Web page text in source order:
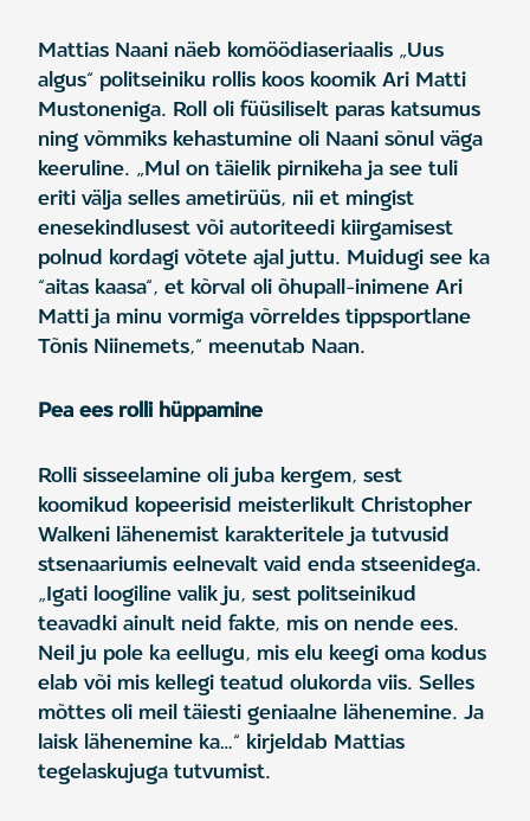
Mattias Naani näeb komöödiaseriaalis „Uus
algus“ politseiniku rollis koos koomik Ari Matti
Mustoneniga. Roll oli füüsiliselt paras katsumus
ning võmmiks kehastumine oli Naani sõnul väga
keeruline. „Mul on täielik pirnikeha ja see tuli
eriti välja selles ametirüüs, nii et mingist
enesekindlusest või autoriteedi kiirgamisest
polnud kordagi võtete ajal juttu. Muidugi see ka
“aitas kaasa“, et kõrval oli õhupall-inimene Ari
Matti ja minu vormiga võrreldes tippsportlane
Tõnis Niinemets,“ meenutab Naan.
Pea ees rolli hüppamine
Rolli sisseelamine oli juba kergem, sest
koomikud kopeerisid meisterlikult Christopher
Walkeni lähenemist karakteritele ja tutvusid
stsenaariumis eelnevalt vaid enda stseenidega.
„Igati loogiline valik ju, sest politseinikud
teavadki ainult neid fakte, mis on nende ees.
Neil ju pole ka eellugu, mis elu keegi oma kodus
elab või mis kellegi teatud olukorda viis. Selles
mõttes oli meil täiesti geniaalne lähenemine. Ja
laisk lähenemine ka…“ kirjeldab Mattias
tegelaskujuga tutvumist.